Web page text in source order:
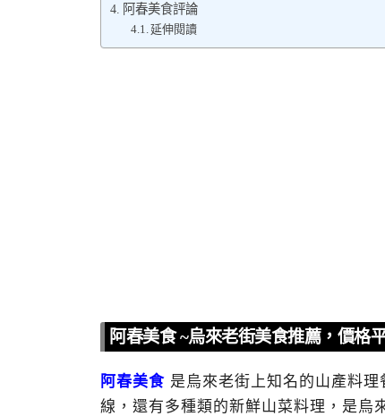
阿春美食評論
延伸閱讀
阿春美食 ~烏來老街美食推薦，價格
阿春美食 是烏來老街上知名的山產料理
線，還有多種類的新鮮山菜料理，是烏